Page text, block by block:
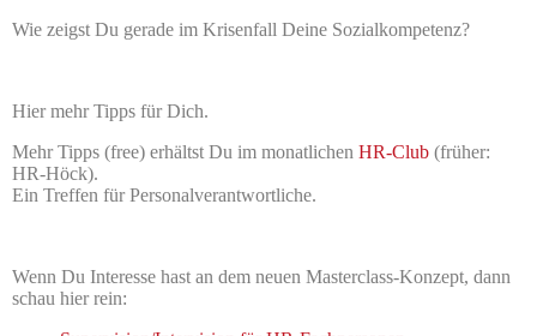
Wie zeigst Du gerade im Krisenfall Deine Sozialkompetenz?
Hier mehr Tipps für Dich.
Mehr Tipps (free) erhältst Du im monatlichen HR-Club (früher:
HR-Höck).
Ein Treffen für Personalverantwortliche.
Wenn Du Interesse hast an dem neuen Masterclass-Konzept, dann
schau hier rein: